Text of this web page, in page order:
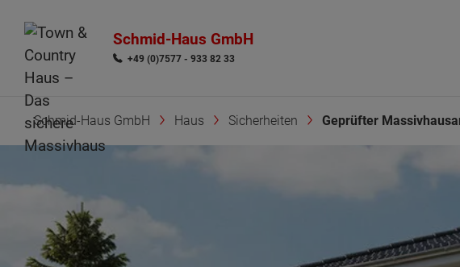
Schmid-Haus GmbH
+49 (0)7577 - 933 82 33
Schmid-Haus GmbH Haus Sicherheiten Geprüfter